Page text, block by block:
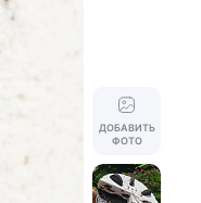
ДОБАВИТЬ
ФОТО